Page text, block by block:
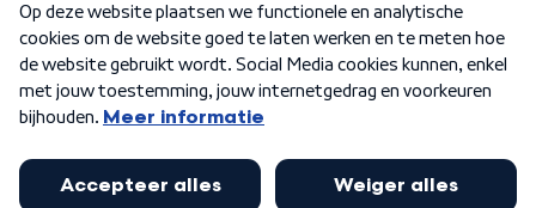
Algemene voorwaarden